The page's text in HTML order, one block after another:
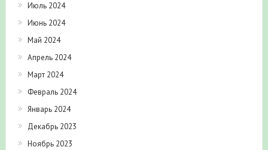
Июль 2024
Июнь 2024
Май 2024
Апрель 2024
Март 2024
Февраль 2024
Январь 2024
Декабрь 2023
Ноябрь 2023